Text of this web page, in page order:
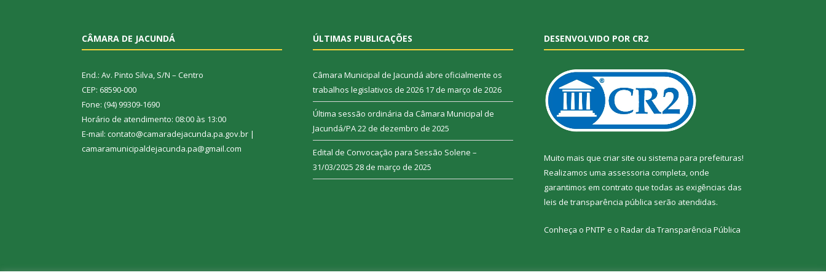
CÂMARA DE JACUNDÁ
End.: Av. Pinto Silva, S/N – Centro
CEP: 68590-000
Fone: (94) 99309-1690
Horário de atendimento: 08:00 às 13:00
E-mail: contato@camaradejacunda.pa.gov.br |
camaramunicipaldejacunda.pa@gmail.com
ÚLTIMAS PUBLICAÇÕES
Câmara Municipal de Jacundá abre oficialmente os
trabalhos legislativos de 2026 17 de março de 2026
Última sessão ordinária da Câmara Municipal de
Jacundá/PA22 de dezembro de 2025
Edital de Convocação para Sessão Solene –
31/03/2025 28 de março de 2025
DESENVOLVIDO POR CR2
Muito mais que criar site ou sistema para prefeituras!
Realizamos uma assessoria completa, onde
garantimos em contrato que todas as exigências das
leis de transparência pública serão atendidas.
Conheça o PNTP e o Radar da Transparência Pública